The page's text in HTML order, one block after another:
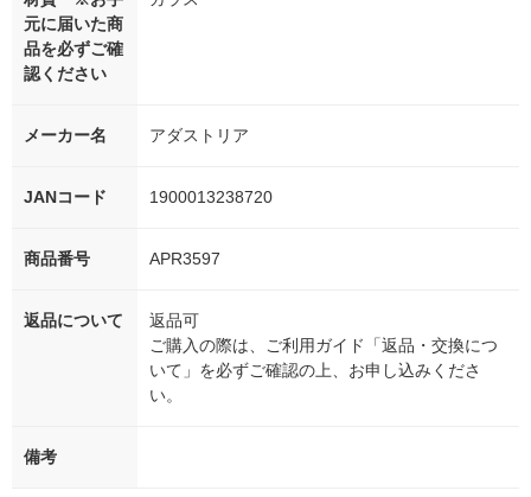
元に届いた商
品を必ずご確
認ください
メーカー名 アダストリア
JANコード 1900013238720
商品番号 APR3597
返品について
返品可
ご購入の際は、ご利用ガイド「返品・交換につ
いて」を必ずご確認の上、お申し込みくださ
い。
備考